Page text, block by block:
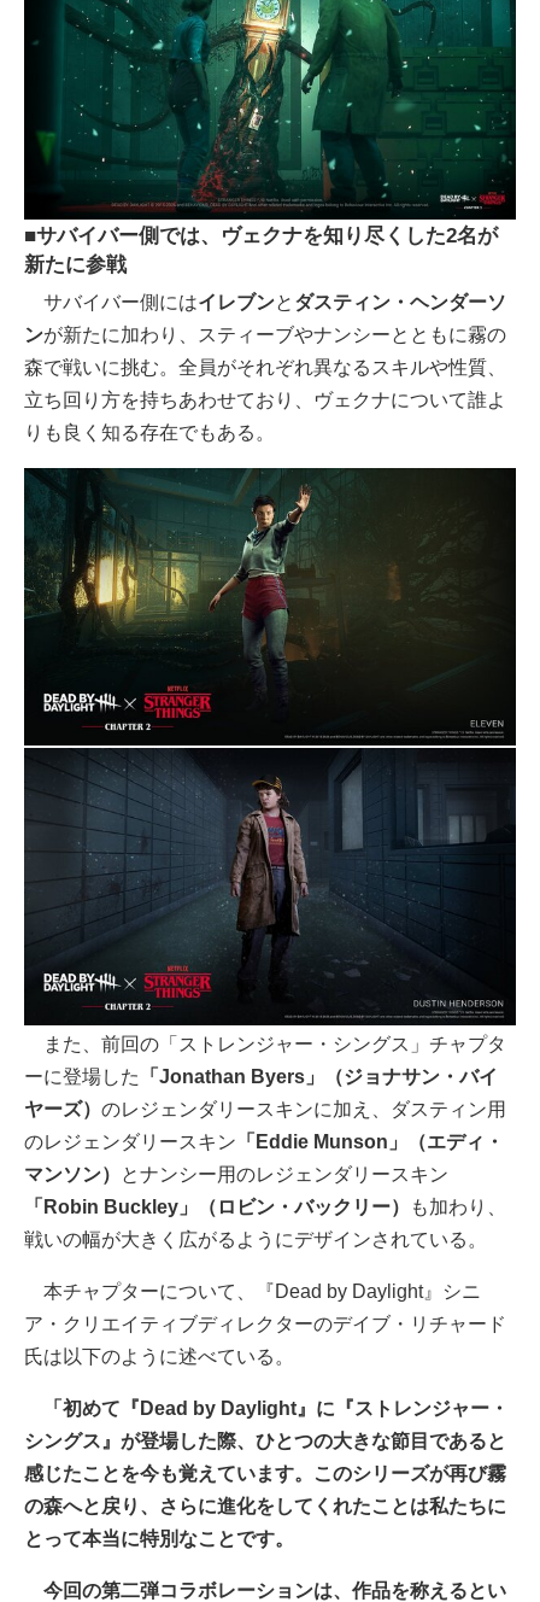
■サバイバー側では、ヴェクナを知り尽くした2名が
新たに参戦
サバイバー側にはイレブンと ダスティン・ヘンダーソ
ンが新たに加わり、スティーブやナンシーとともに霧の
森で戦いに挑む。全員がそれぞれ異なるスキルや性質、
立ち回り方を持ちあわせており、ヴェクナについて誰よ
りも良く知る存在でもある。
また、前回の「ストレンジャー・シングス」チャプタ
ーに登場した
「Jonathan Byers」（ジョナサン・バイ
ヤーズ） のレジェンダリースキンに加え、ダスティン用
のレジェンダリースキン 「Eddie Munson」（エディ・
マンソン）
とナンシー用のレジェンダリースキン
「Robin Buckley」（ロビン・バックリー）
も加わり、
戦いの幅が大きく広がるようにデザインされている。
本チャプターについて、『Dead by Daylight』シニ
ア・クリエイティブディレクターのデイブ・リチャード
氏は以下のように述べている。
「初めて『Dead by Daylight』に『ストレンジャー・
シングス』が登場した際、ひとつの大きな節目であると
感じたことを今も覚えています。このシリーズが再び霧
の森へと戻り、さらに進化をしてくれたことは私たちに
とって本当に特別なことです。
今回の第二弾コラボレーションは、作品を称えるとい